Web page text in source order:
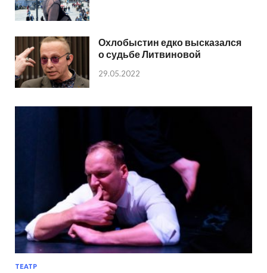
Охлобыстин едко высказался
о судьбе Литвиновой
29.05.2022
ТЕАТР